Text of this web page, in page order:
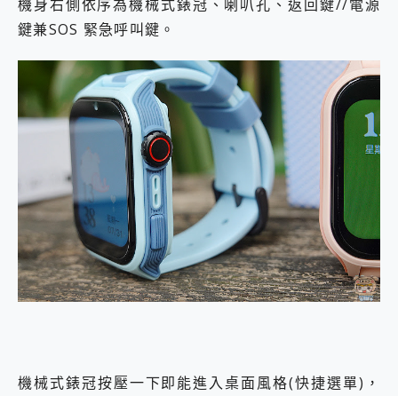
機身右側依序為機械式錶冠、喇叭孔、返回鍵//電源
鍵兼SOS 緊急呼叫鍵。
機械式錶冠按壓一下即能進入桌面風格(快捷選單)，